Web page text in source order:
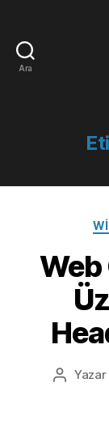
Ara
Web
Yazının
Yazar